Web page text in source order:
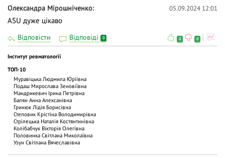
Олександра Мірошніченко 05.09.2024 12:01
ASU дуже цікаво
Відповісти Відповіді 0 0 0
Інститут ревматології
ТОП-10
Муравіцька Людмила Юріївна
Подаш Мирослава Зеновіївна
Мандрикевич Ірина Петрівна
Балян Анна Алексанівна
Гринюк Лідія Борисівна
Степовик Крістіна Володимирівна
Стрілецька Наталія Костянтинівна
Колібабчук Вікторія Олегівна
Половинка Світлана Миколаївна
Узун Світлана Вячеславівна